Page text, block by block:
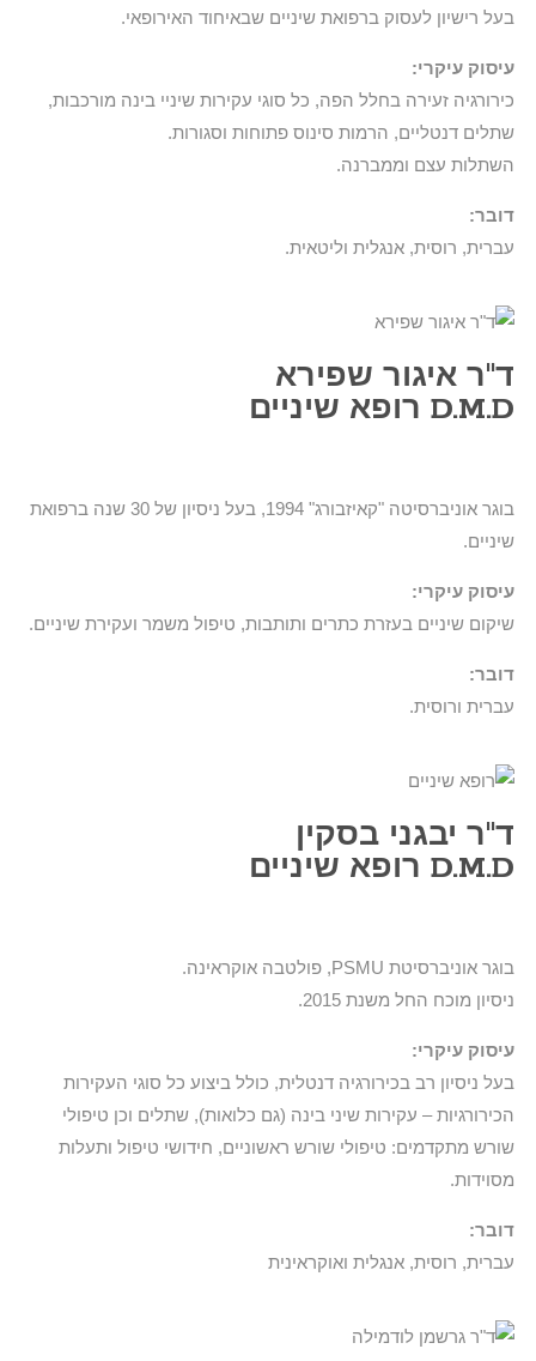
בעל רישיון לעסוק ברפואת שיניים שבאיחוד האירופאי.
עיסוק עיקרי:
כירורגיה זעירה בחלל הפה, כל סוגי עקירות שיניי בינה מורכבות,
שתלים דנטליים, הרמות סינוס פתוחות וסגורות.
השתלות עצם וממברנה.
דובר:
עברית, רוסית, אנגלית וליטאית.
ד"ר איגור שפירא
D.M.D רופא שיניים​
בוגר אוניברסיטה "קאיזבורג" 1994, בעל ניסיון של 30 שנה ברפואת
שיניים.
עיסוק עיקרי:
שיקום שיניים בעזרת כתרים ותותבות, טיפול משמר ועקירת שיניים.
דובר:
עברית ורוסית.
ד"ר יבגני בסקין
D.M.D רופא שיניים​
בוגר אוניברסיטת PSMU, פולטבה אוקראינה.
ניסיון מוכח החל משנת 2015.
עיסוק עיקרי:
בעל ניסיון רב בכירורגיה דנטלית, כולל ביצוע כל סוגי העקירות
הכירורגיות – עקירות שיני בינה (גם כלואות), שתלים וכן טיפולי
שורש מתקדמים: טיפולי שורש ראשוניים, חידושי טיפול ותעלות
מסוידות.
דובר:
עברית, רוסית, אנגלית ואוקראינית